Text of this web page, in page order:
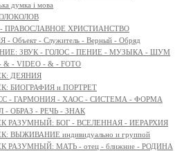
думка і мова
- ПРАВОСЛАВНОЕ ХРИСТИАНСТВО
- Объект - Служитель - Верный - Обряд
ЗВУК - ГОЛОС - ПЕНИЕ - МУЗЫКА - ШУМ
& - VIDEO - & - FOTO
ДЕЯНИЯ
БИОГРАФИЯ и ПОРТРЕТ
- ГАРМОНИЯ - ХАОС - СИСТЕМА - ФОРМА
- ОБРАЗ - РЕЧЬ - ЗНАК
РАЗУМНЫЙ: БОГ - ВСЕЛЕННАЯ - ИЕРАРХИЯ
ВЫЖИВАНИЕ индивидуально и группой
РАЗУМНЫЙ: МАТЬ - отец - ближние - РОДИНА